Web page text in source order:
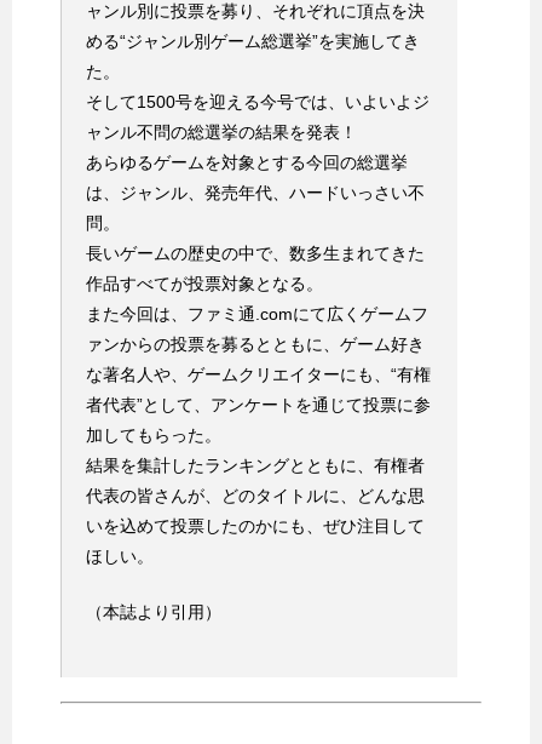
ャンル別に投票を募り、それぞれに頂点を決
める“ジャンル別ゲーム総選挙”を実施してき
た。
そして1500号を迎える今号では、いよいよジ
ャンル不問の総選挙の結果を発表！
あらゆるゲームを対象とする今回の総選挙
は、ジャンル、発売年代、ハードいっさい不
問。
長いゲームの歴史の中で、数多生まれてきた
作品すべてが投票対象となる。
また今回は、ファミ通.comにて広くゲームフ
ァンからの投票を募るとともに、ゲーム好き
な著名人や、ゲームクリエイターにも、“有権
者代表”として、アンケートを通じて投票に参
加してもらった。
結果を集計したランキングとともに、有権者
代表の皆さんが、どのタイトルに、どんな思
いを込めて投票したのかにも、ぜひ注目して
ほしい。
（本誌より引用）